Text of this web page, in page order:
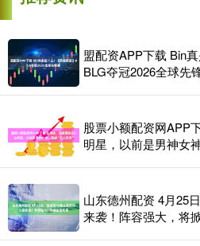
盟配资APP下载 Bin
BLG夺冠2026全球先
股票小额配资网APP
明星，以前是男神女
山东德州配资 4月25
来袭！阵容强大，将